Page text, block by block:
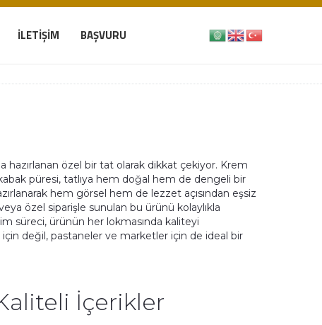
İLETIŞIM BAŞVURU
hazırlanan özel bir tat olarak dikkat çekiyor. Krem
püresi, tatlıya hem doğal hem de dengeli bir
hem görsel hem de lezzet açısından eşsiz
özel siparişle sunulan bu ürünü kolaylıkla
süreci, ürünün her lokmasında kaliteyi
değil, pastaneler ve marketler için de ideal bir
İçerikler